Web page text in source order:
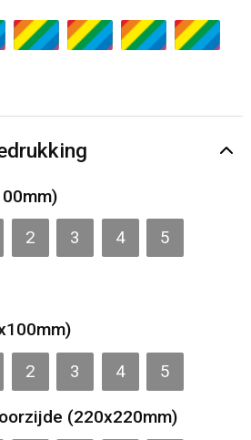
2 3 4 5
2 3 4 5
(220x220mm)